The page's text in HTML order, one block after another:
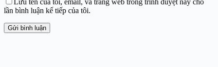
Lưu tên của tôi, email, và trang web trong trình duyệt này cho
lần bình luận kế tiếp của tôi.
Gửi bình luận